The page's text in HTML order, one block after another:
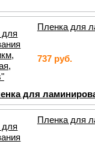
Пленка для
737 руб.
Пленка для